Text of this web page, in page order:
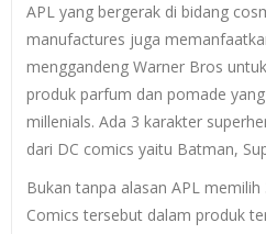
APL yang bergerak di bidang
manufactures juga
menggandeng Warner Bros
produk parfum dan pomade
millenials. Ada 3 karakter
dari DC comics yaitu Batman,
Bukan tanpa alasan APL
Comics tersebut dalam produk